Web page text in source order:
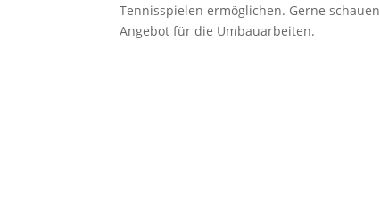
Tennisspielen ermöglichen. Gerne
Angebot für die Umbauarbeiten.